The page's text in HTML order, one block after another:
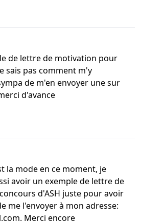
de lettre de motivation pour
sais pas comment m'y
de m'en envoyer une sur
d'avance
la mode en ce moment, je
avoir un exemple de lettre de
d'ASH juste pour avoir
me l'envoyer à mon adresse:
Merci encore